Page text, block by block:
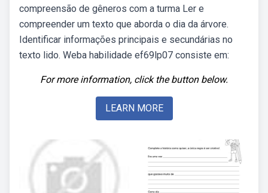
compreensão de gêneros com a turma Ler e
compreender um texto que aborda o dia da árvore.
Identificar informações principais e secundárias no
texto lido. Weba habilidade ef69lp07 consiste em:
For more information, click the button below.
LEARN MORE